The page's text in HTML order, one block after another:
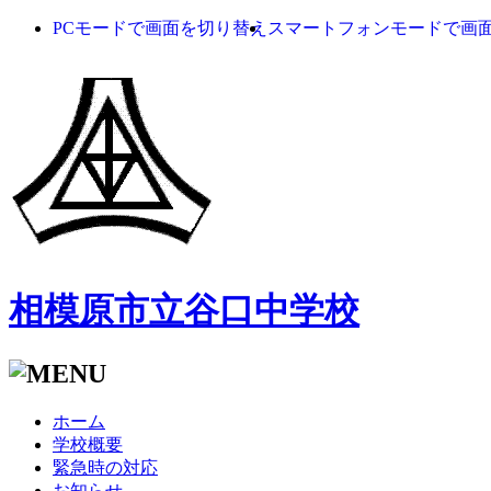
PCモードで画面を切り替え スマートフォンモードで画
相模原市立谷口中学校
ホーム
学校概要
緊急時の対応